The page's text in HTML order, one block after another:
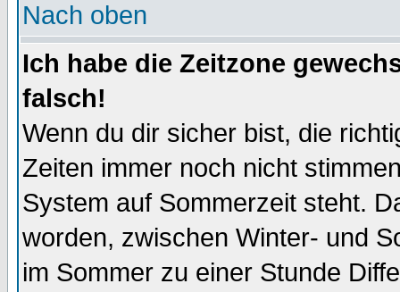
Nach oben
Ich habe die Zeitzone
falsch!
Wenn du dir sicher bist, die
Zeiten immer noch nicht
System auf Sommerzeit steht.
worden, zwischen Winter- und
im Sommer zu einer Stunde